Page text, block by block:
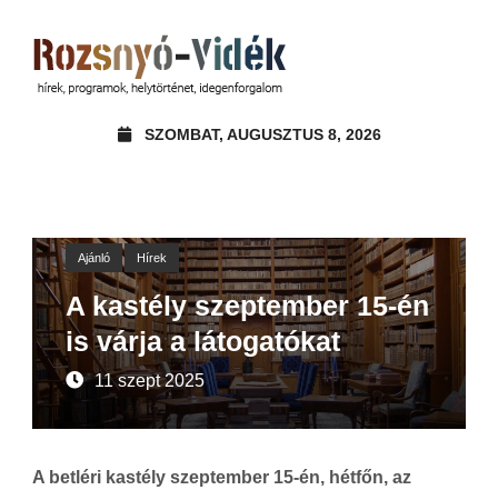
SZOMBAT, AUGUSZTUS 8, 2026
Ajánló Hírek
A kastély szeptember 15-én
is várja a látogatókat
11 szept 2025
A betléri kastély szeptember 15-én, hétfőn, az